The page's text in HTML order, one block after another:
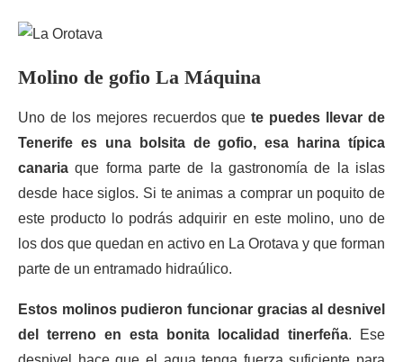
Molino de gofio La Máquina
Uno de los mejores recuerdos quete puedes llevar de
Tenerife es una bolsita de gofio, esa harina típica
canaria que forma parte de la gastronomía de la islas
desde hace siglos. Si te animas a comprar un poquito de
este producto lo podrás adquirir en este molino, uno de
los dos que quedan en activo en La Orotava y que forman
parte de un entramado hidraúlico.
Estos molinos pudieron funcionar gracias al desnivel
del terreno en esta bonita localidad tinerfeña. Ese